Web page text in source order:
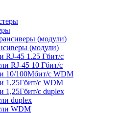
(модули)
RJ-45 1.25 Гбит/c
RJ-45 10 Гбит/c
10/100Мбит/с WDM
1,25Гбит/с WDM
1,25Гбит/с duplex
duplex
WDM